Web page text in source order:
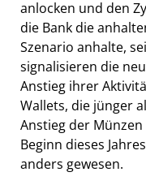
anlocken und den
die Bank die
Szenario anhalte,
signalisieren die
Anstieg ihrer
Wallets, die jünger
Anstieg der
Beginn dieses
anders gewesen.